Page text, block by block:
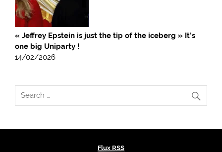
« Jeffrey Epstein is just the tip of the iceberg » It’s
one big Uniparty !
14/02/2026
Flux RSS